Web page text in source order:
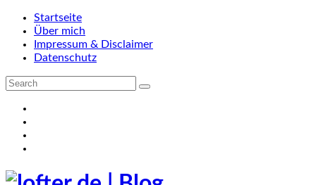
Startseite
Über mich
Impressum & Disclaimer
Datenschutz